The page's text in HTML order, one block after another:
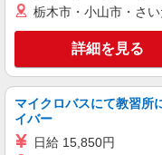
アルバイト パート 派遣社員
未経
時
り
静
栃木市・小山市・さ
詳細を見る
マイクロバスにて教習所
イバー
日給 15,850円